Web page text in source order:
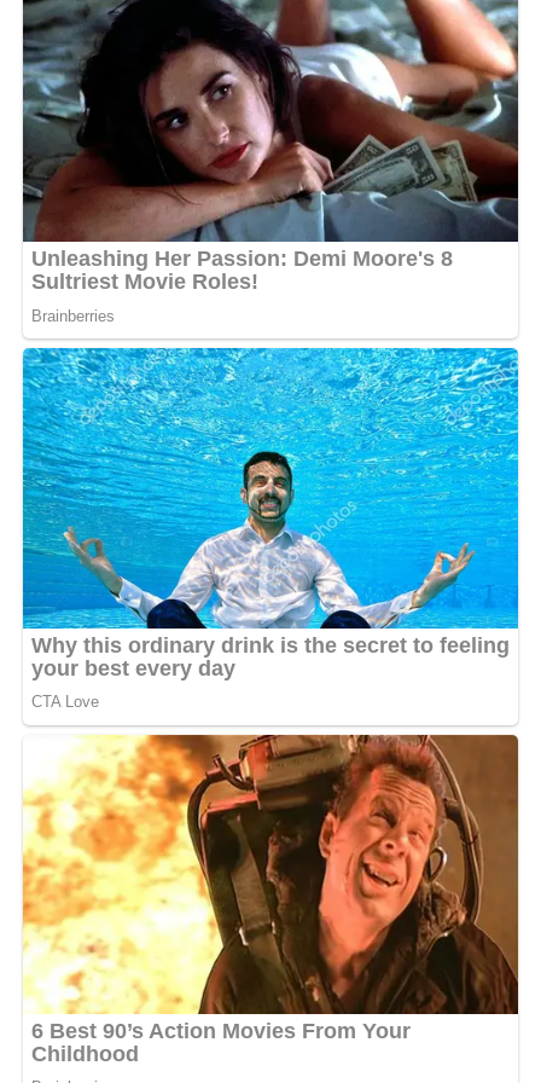
Si la star régale ses millions de fans avec ces images
d’intimité, elle prend soin de cultiver une part de
mystère. L’heureux élu, un homme à la peau blanche,
n’apparaît que de dos, laissant planer le doute sur son
identité. Une mise en scène qui a suffi à affoler les
compteurs et à susciter l’admiration de sa communauté,
ravie de voir son idole épanouie.
La page du « Docteur »
définitivement tournée
Cela faisait un long moment que la star ne s’était pas
affichée aussi proche d’un homme. Depuis sa rupture
médiatisée avec son ex-compagnon, l’ancien médecin de
la Comilog, Créol semblait vivre dans l’ombre de cette
relation passée. Cette idylle, marquée par des
collaborations musicales et des déclarations
enflammées, avait laissé des traces, l’artiste ayant
longtemps semblé attachée à ce passé, au point où des
rumeurs de retour de flamme circulaient encore il y a
quelques mois.
Mais les images de ce week-end sonnent comme un
renouveau. La page semble cette fois bel et bien
tournée. Créol flirte avec le bonheur et ne s’en cache
plus, prouvant qu’elle est prête à écrire un nouveau
chapitre de sa vie amoureuse.
Une résurrection personnelle et
artistique